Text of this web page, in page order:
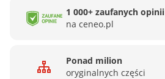
1 000+ zaufanych opinii
na ceneo.pl
Ponad milion
oryginalnych części